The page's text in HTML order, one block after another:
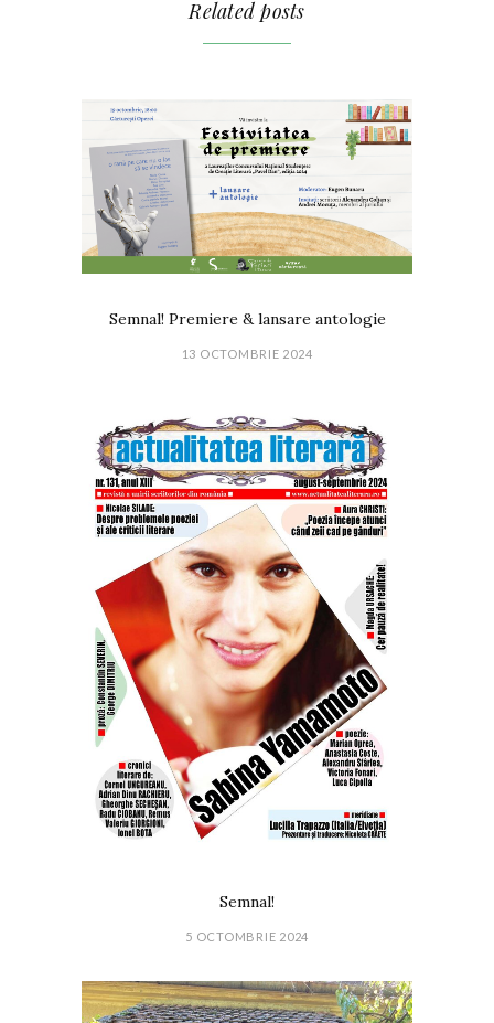
Related posts
Semnal! Premiere & lansare antologie
13 OCTOMBRIE 2024
Semnal!
5 OCTOMBRIE 2024